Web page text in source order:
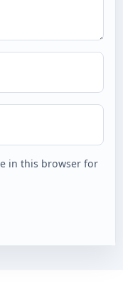
in this browser for